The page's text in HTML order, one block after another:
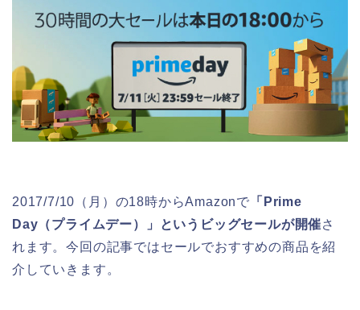
2017/7/10（月）の18時からAmazonで 「Prime
Day（プライムデー）」というビッグセールが開催さ
れます。今回の記事ではセールでおすすめの商品を紹
介していきます。